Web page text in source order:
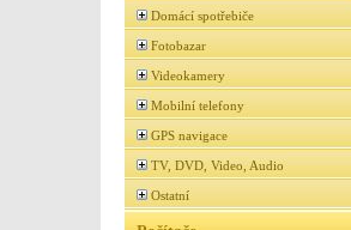
Domácí spotřebiče
Fotobazar
Videokamery
Mobilní telefony
GPS navigace
TV, DVD, Video, Audio
Ostatní